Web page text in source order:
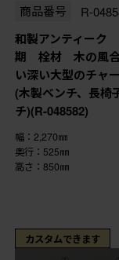
商品番号 R-
和製アンティーク
期 栓材 木の風合
い深い大型のチャ
(木製ベンチ、長椅
チ)(R-048582)
幅：2,270㎜
奥行：525㎜
高さ：850㎜
カスタムできます